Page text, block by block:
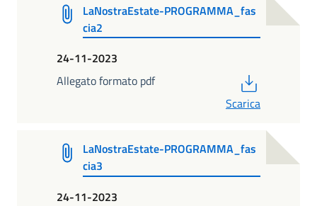
LaNostraEstate-PROGRAMMA_fas
cia2
24-11-2023
Allegato formato pdf
Scarica
LaNostraEstate-PROGRAMMA_fas
cia3
24-11-2023